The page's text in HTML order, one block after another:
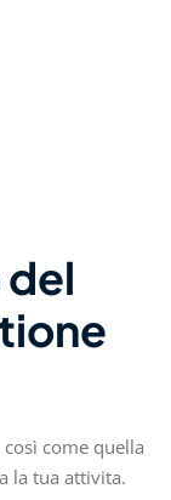
come quella
la tua attivita.